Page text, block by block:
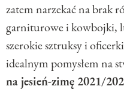
zatem narzekać na brak
garniturowe i kowbojki,
szerokie sztruksy i
idealnym pomysłem na
na jesień-zimę 2021/